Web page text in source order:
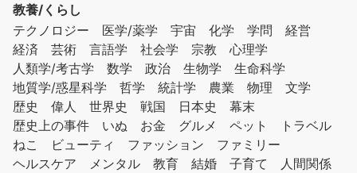
教養/くらし
テクノロジー
医学/薬学 宇宙 化学 学問
経営
経済
芸術 言語学 社会学 宗教
心理学
人類学/考古学
数学 政治 生物学
生命科学
地質学/惑星科学
哲学 統計学 農業 物理
文学
歴史
偉人 世界史 戦国 日本史
幕末
歴史上の事件
いぬ お金 グルメ ペット
トラベル
ねこ
ビューティ ファッション
ファミリー
ヘルスケア
メンタル 教育 結婚 子育て
人間関係